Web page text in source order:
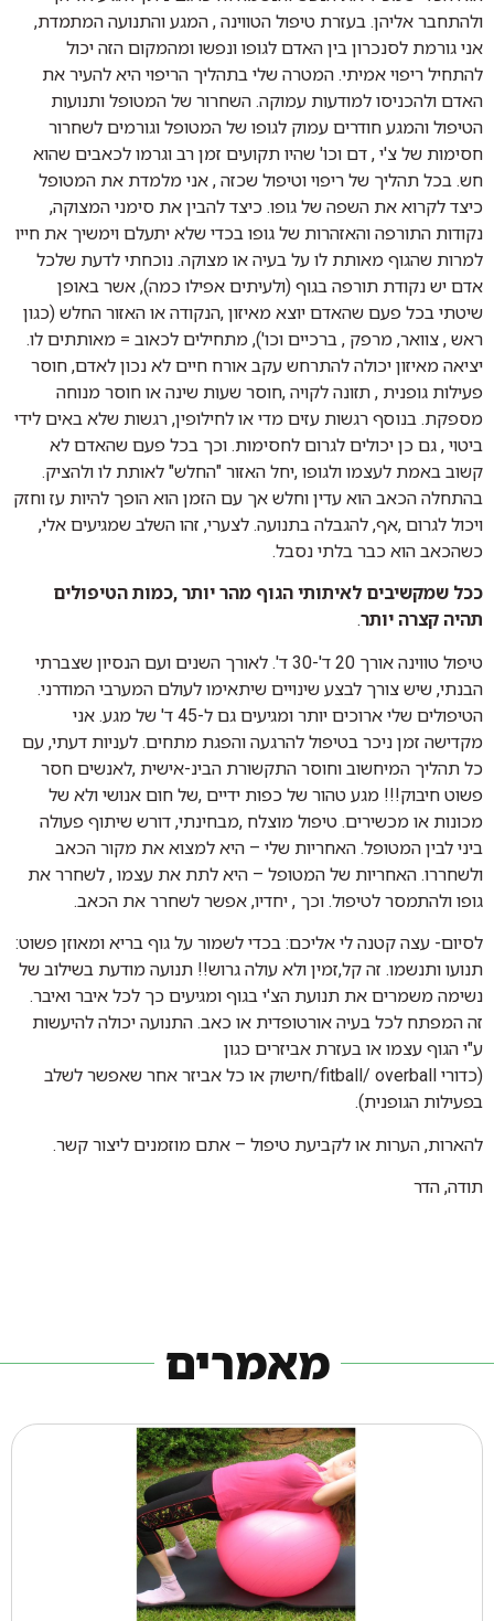
ולהתחבר אליהן. בעזרת טיפול הטווינה , המגע והתנועה המתמדת,
אני גורמת לסנכרון בין האדם לגופו ונפשו ומהמקום הזה יכול
להתחיל ריפוי אמיתי. המטרה שלי בתהליך הריפוי היא להעיר את
האדם ולהכניסו למודעות עמוקה. השחרור של המטופל ותנועות
הטיפול והמגע חודרים עמוק לגופו של המטופל וגורמים לשחרור
חסימות של צ'י , דם וכו' שהיו תקועים זמן רב וגרמו לכאבים שהוא
חש. בכל תהליך של ריפוי וטיפול שכזה , אני מלמדת את המטופל
כיצד לקרוא את השפה של גופו. כיצד להבין את סימני המצוקה,
נקודות התורפה והאזהרות של גופו בכדי שלא יתעלם וימשיך את חייו
למרות שהגוף מאותת לו על בעיה או מצוקה. נוכחתי לדעת שלכל
אדם יש נקודת תורפה בגוף (ולעיתים אפילו כמה), אשר באופן
שיטתי בכל פעם שהאדם יוצא מאיזון ,הנקודה או האזור החלש (כגון
ראש , צוואר, מרפק , ברכיים וכו'), מתחילים לכאוב = מאותתים לו.
יציאה מאיזון יכולה להתרחש עקב אורח חיים לא נכון לאדם, חוסר
פעילות גופנית , תזונה לקויה ,חוסר שעות שינה או חוסר מנוחה
מספקת. בנוסף רגשות עזים מדי או לחילופין, רגשות שלא באים לידי
ביטוי , גם כן יכולים לגרום לחסימות. וכך בכל פעם שהאדם לא
קשוב באמת לעצמו ולגופו ,יחל האזור "החלש" לאותת לו ולהציק.
בהתחלה הכאב הוא עדין וחלש אך עם הזמן הוא הופך להיות עז וחזק
ויכול לגרום ,אף, להגבלה בתנועה. לצערי, זהו השלב שמגיעים אלי,
כשהכאב הוא כבר בלתי נסבל.
ככל שמקשיבים לאיתותי הגוף מהר יותר ,כמות הטיפולים
תהיה קצרה יותר.
טיפול טווינה אורך 20 ד'-30 ד'. לאורך השנים ועם הנסיון שצברתי
הבנתי, שיש צורך לבצע שינויים שיתאימו לעולם המערבי המודרני.
הטיפולים שלי ארוכים יותר ומגיעים גם ל-45 ד' של מגע. אני
מקדישה זמן ניכר בטיפול להרגעה והפגת מתחים. לעניות דעתי, עם
כל תהליך המיחשוב וחוסר התקשורת הבינ-אישית ,לאנשים חסר
פשוט חיבוק!!! מגע טהור של כפות ידיים ,של חום אנושי ולא של
מכונות או מכשירים. טיפול מוצלח ,מבחינתי, דורש שיתוף פעולה
ביני לבין המטופל. האחריות שלי – היא למצוא את מקור הכאב
ולשחררו. האחריות של המטופל – היא לתת את עצמו , לשחרר את
גופו ולהתמסר לטיפול. וכך , יחדיו, אפשר לשחרר את הכאב.
לסיום- עצה קטנה לי אליכם: בכדי לשמור על גוף בריא ומאוזן פשוט:
תנועו ותנשמו. זה קל,זמין ולא עולה גרוש!! תנועה מודעת בשילוב של
נשימה משמרים את תנועת הצ'י בגוף ומגיעים כך לכל איבר ואיבר.
זה המפתח לכל בעיה אורטופדית או כאב. התנועה יכולה להיעשות
ע"י הגוף עצמו או בעזרת אביזרים כגון
(כדורי overball
/
fitball/חישוק או כל אביזר אחר שאפשר לשלב
בפעילות הגופנית).
להארות, הערות או לקביעת טיפול – אתם מוזמנים ליצור קשר.
תודה, הדר
מאמרים